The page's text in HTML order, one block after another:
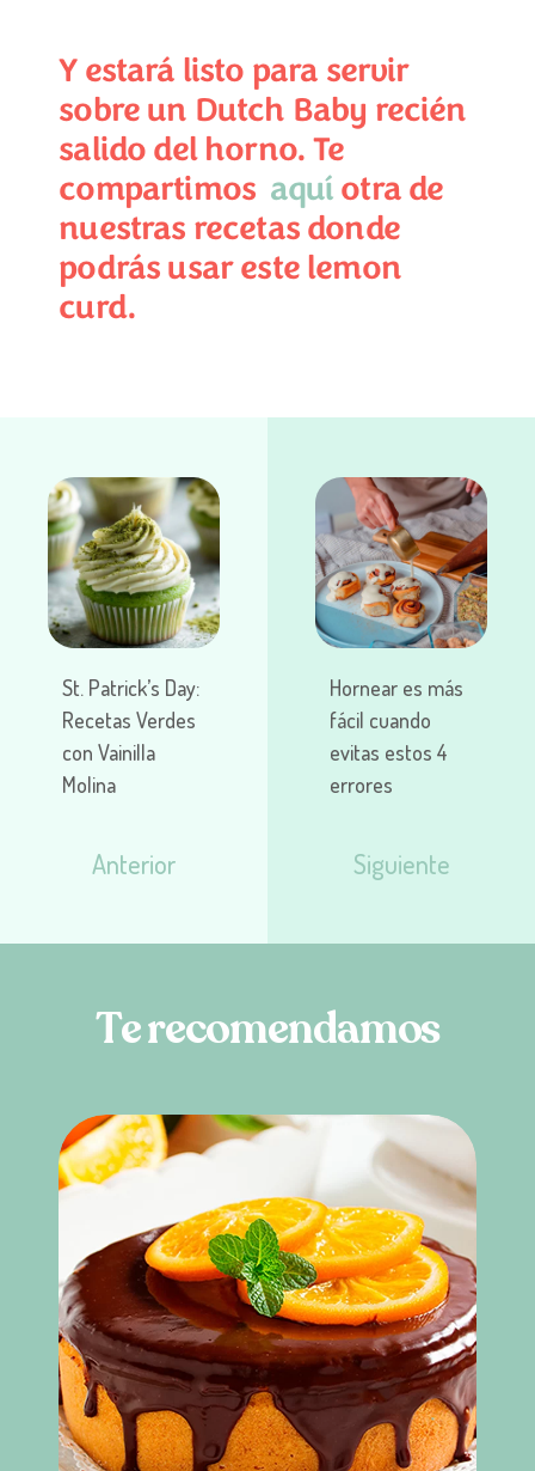
Y estará listo para servir
sobre un Dutch Baby recién
salido del horno. Te
compartimos aquíotra de
nuestras recetas donde
podrás usar este lemon
curd.
St. Patrick’s Day:
Recetas Verdes
con Vainilla
Molina
Anterior
Hornear es más
fácil cuando
evitas estos 4
errores
Siguiente
Terecomendamos